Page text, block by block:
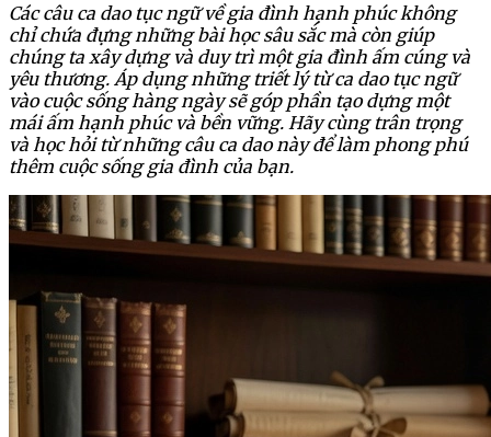
Các câu ca dao tục ngữ về gia đình hạnh phúc không
chỉ chứa đựng những bài học sâu sắc mà còn giúp
chúng ta xây dựng và duy trì một gia đình ấm cúng và
yêu thương. Áp dụng những triết lý từ ca dao tục ngữ
vào cuộc sống hàng ngày sẽ góp phần tạo dựng một
mái ấm hạnh phúc và bền vững. Hãy cùng trân trọng
và học hỏi từ những câu ca dao này để làm phong phú
thêm cuộc sống gia đình của bạn.